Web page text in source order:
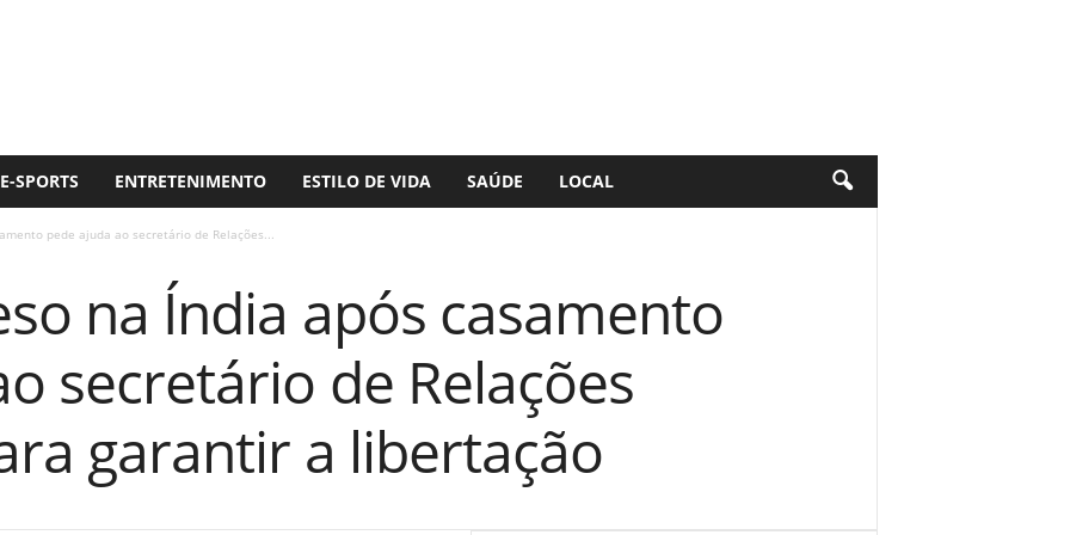
E-SPORTS ENTRETENIMENTO ESTILO DE VIDA SAÚDE LOCAL
pede ajuda ao secretário de Relações...
na Índia após casamento
secretário de Relações
garantir a libertação